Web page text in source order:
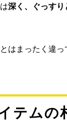
深く、ぐっすり
はまったく違っ
テムの